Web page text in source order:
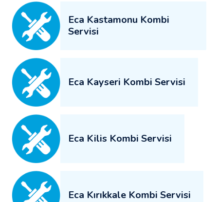
Eca Kastamonu Kombi
Servisi
Eca Kayseri Kombi Servisi
Eca Kilis Kombi Servisi
Eca Kırıkkale Kombi Servisi